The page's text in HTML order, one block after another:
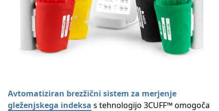
Avtomatiziran brezžični sistem za merjenje
gleženjskega indeksa s tehnologijo 3CUFF™ omogoča